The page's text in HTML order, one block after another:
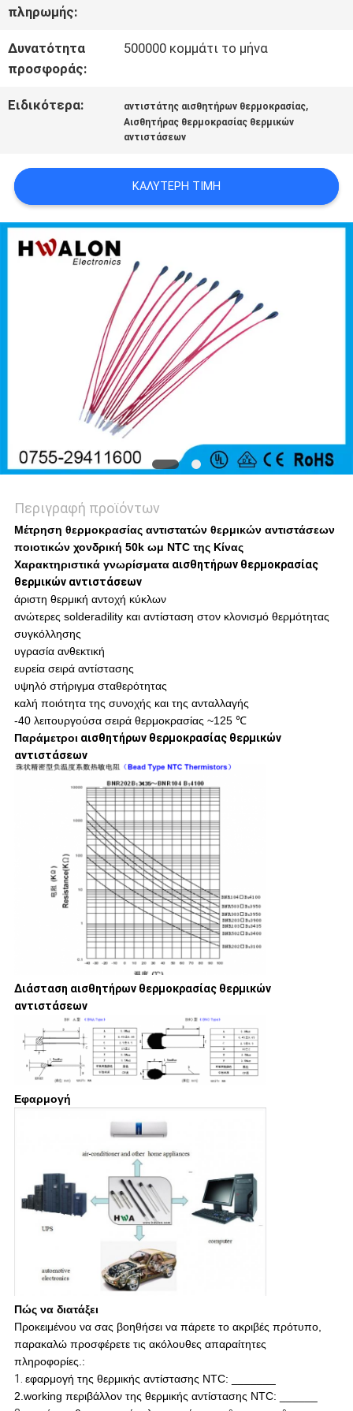
ΖΗΤΉΣΤΕ
ΜΙΑ
ΠΡΟΣΦΟΡΆ
SITEMAP
ΠΟΛΙΤΙΚΉ
ΜΥΣΤΙΚΌΤΗΤΑΣ
πληρωμής:
Δυνατότητα
προσφοράς:
500000 κομμάτι το μήνα
Ειδικότερα: αντιστάτης αισθητήρων θερμοκρασίας,
Αισθητήρας θερμοκρασίας θερμικών
αντιστάσεων
ΚΑΛΎΤΕΡΗ ΤΙΜΉ
Περιγραφή προϊόντων
Μέτρηση θερμοκρασίας αντιστατών θερμικών αντιστάσεων
ποιοτικών χονδρική 50k ωμ NTC της Κίνας
Χαρακτηριστικά γνωρίσματααισθητήρων θερμοκρασίας
θερμικών αντιστάσεων
άριστη θερμική αντοχή κύκλων
ανώτερες solderadility και αντίσταση στον κλονισμό θερμότητας
συγκόλλησης
υγρασία ανθεκτική
ευρεία σειρά αντίστασης
υψηλό στήριγμα σταθερότητας
καλή ποιότητα της συνοχής και της ανταλλαγής
-40 λειτουργούσα σειρά θερμοκρασίας ~125 ℃
Παράμετροι αισθητήρων θερμοκρασίας θερμικών
αντιστάσεων
Διάσταση αισθητήρων θερμοκρασίας θερμικών
αντιστάσεων
Εφαρμογή
Πώς να διατάξει
Προκειμένου να σας βοηθήσει να πάρετε το ακριβές πρότυπο,
παρακαλώ προσφέρετε τις ακόλουθες απαραίτητες
πληροφορίες.:
1. εφαρμογή της θερμικής αντίστασης NTC: _______
2.working περιβάλλον της θερμικής αντίστασης NTC: ______